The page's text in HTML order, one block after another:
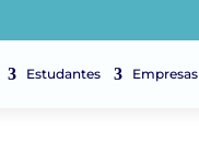
Estudantes Empresas